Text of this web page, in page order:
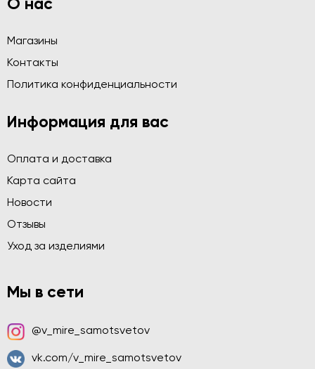
О нас
Магазины
Контакты
Политика конфиденциальности
Информация для вас
Оплата и доставка
Карта сайта
Новости
Отзывы
Уход за изделиями
Мы в сети
@v_mire_samotsvetov
vk.com/v_mire_samotsvetov